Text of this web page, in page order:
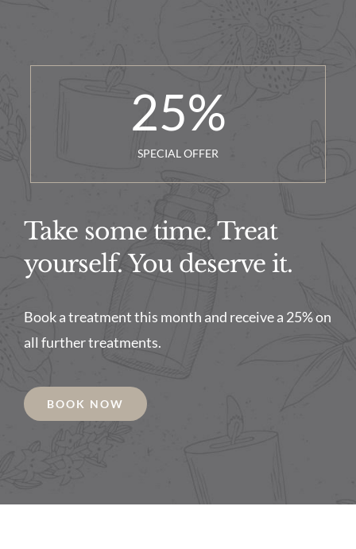
25%
SPECIAL OFFER
Take some time. Treat
yourself. You deserve it.
Book a treatment this month and receive a 25% on
all further treatments.
BOOK NOW